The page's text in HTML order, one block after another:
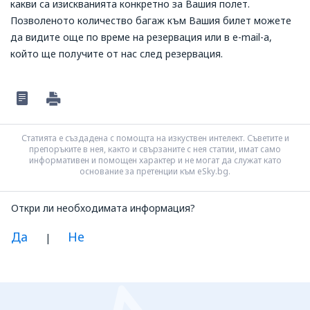
какви са изискванията конкретно за Вашия полет.
Позволеното количество багаж към Вашия билет можете
да видите още по време на резервация или в e-mail-а,
който ще получите от нас след резервация.
Статията е създадена с помощта на изкуствен интелект. Съветите и
препоръките в нея, както и свързаните с нея статии, имат само
информативен и помощен характер и не могат да служат като
основание за претенции към eSky.bg.
Откри ли необходимата информация?
Да | Не